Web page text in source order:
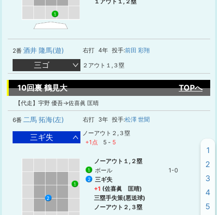
1
2番 酒井 隆馬(遊) 右打 4年 投手:前田 彩翔
三ゴ ２アウト１,３塁
10回裏 鶴見大 TOPへ
【代走】宇野 優吾→佐喜眞 匡晴
6番 二馬 拓海(左) 右打 3年 投手:松澤 世聞
三ギ失
ノーアウト２,３塁
+1点
5 - 5
1
2
ノーアウト１,２塁
1 ボール 1-0
2
三ギ失
+1 (佐喜眞 匡晴)
三塁手失策(悪送球)
ノーアウト２,３塁
1
2
3
4
5